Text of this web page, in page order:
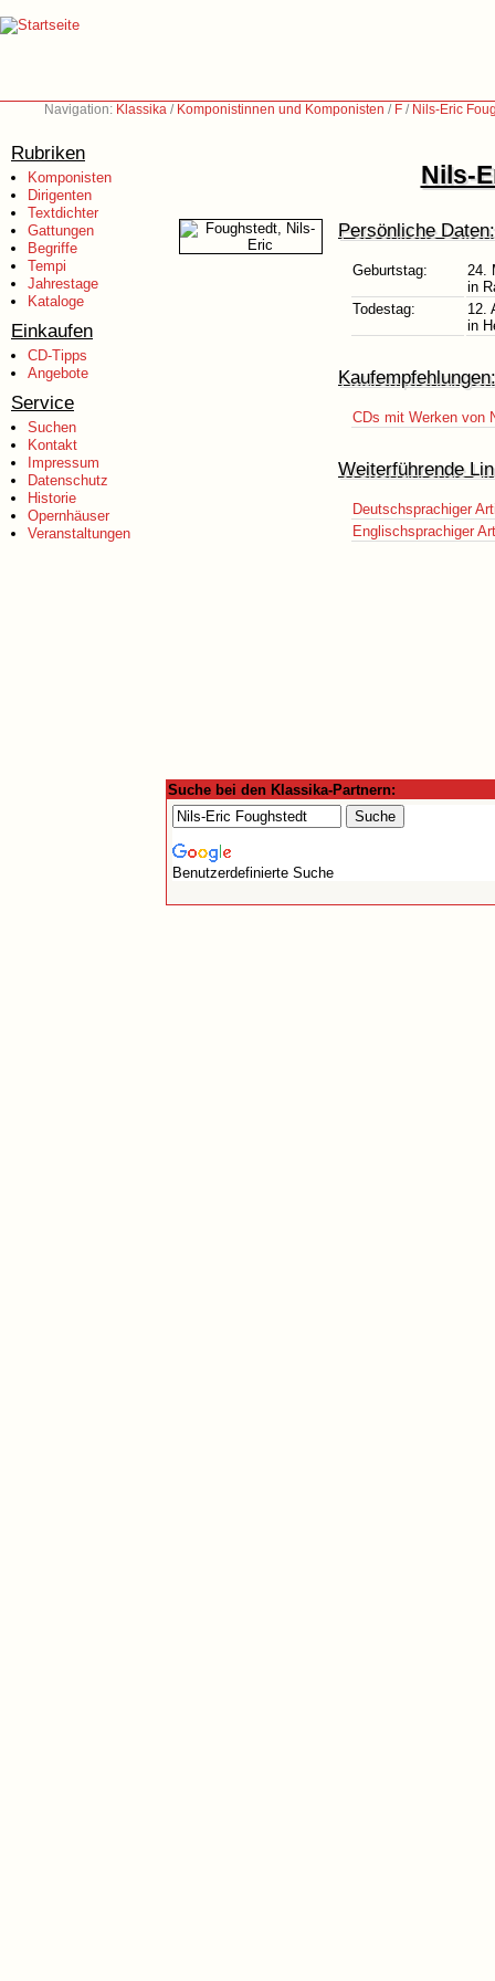
Navigation: Klassika / Komponistinnen und Komponisten / F / Nils-Eric
Rubriken
Komponisten
Dirigenten
Textdichter
Gattungen
Begriffe
Tempi
Jahrestage
Kataloge
Einkaufen
CD-Tipps
Angebote
Service
Suchen
Kontakt
Impressum
Datenschutz
Historie
Opernhäuser
Veranstaltungen
Nils-
Persönliche Daten:
Geburtstag:
24.
in
Todestag:
12.
in
Kaufempfehlungen:
CDs mit Werken von
Weiterführende
Deutschsprachiger
Englischsprachiger
Suche bei den Klassika-Partnern:
Benutzerdefinierte Suche